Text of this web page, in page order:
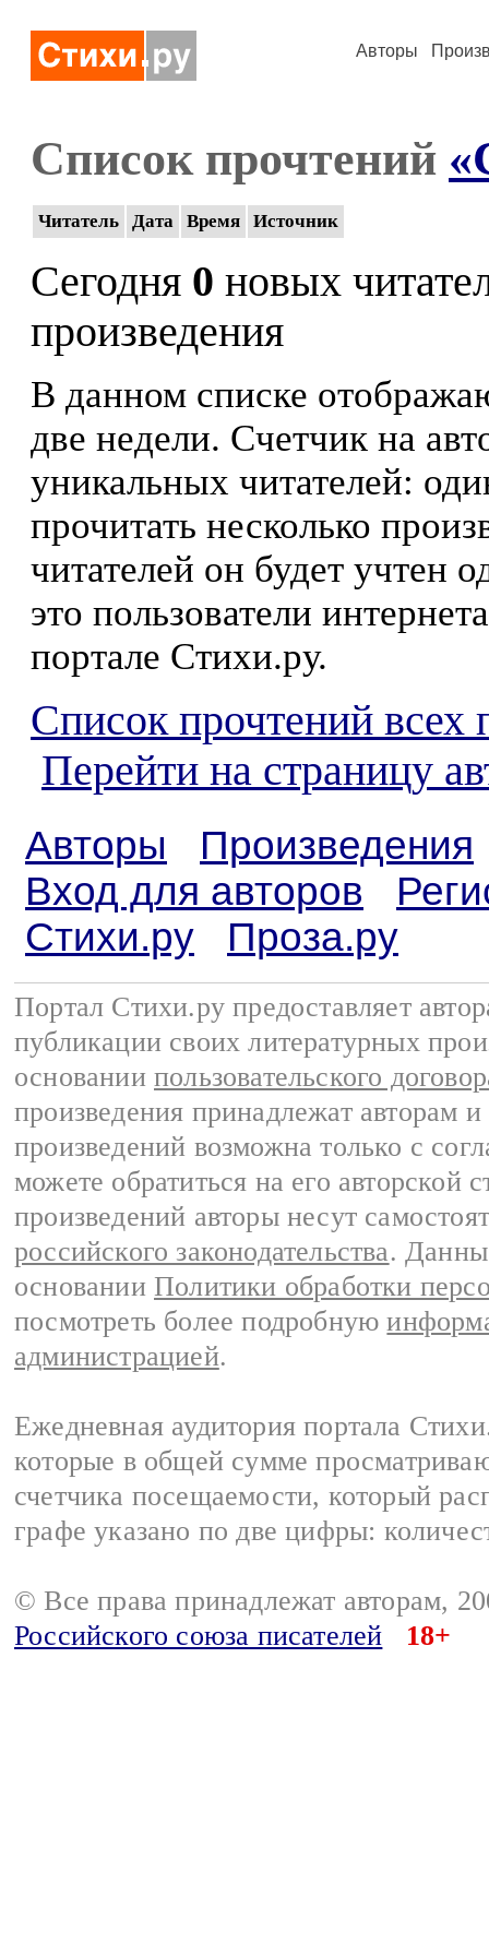
Авторы
Список прочтений
Читатель Дата Время Источник
Сегодня 0 новых
произведения
В данном списке
две недели. Счетчик на
уникальных читателей:
прочитать несколько
читателей он будет учтен
это пользователи
портале Стихи.ру.
Список прочтений всех
Перейти на страницу
Авторы
Произведения
Вход для авторов
Стихи.ру
Проза.ру
Портал Стихи.ру предоставляет
публикации своих литературных
основании пользовательского
произведения принадлежат авторам
произведений возможна только с
можете обратиться на его авторской
произведений авторы несут
российского законодательства.
основании Политики обработки
посмотреть более подробную
администрацией.
Ежедневная аудитория портала
которые в общей сумме
счетчика посещаемости, который
графе указано по две цифры:
© Все права принадлежат авторам,
Российского союза писателей
18+